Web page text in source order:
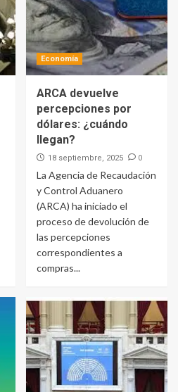
Economía
ARCA devuelve
percepciones por
dólares: ¿cuándo
llegan?
18 septiembre, 2025 0
La Agencia de Recaudación
y Control Aduanero
(ARCA) ha iniciado el
proceso de devolución de
las percepciones
correspondientes a
compras...